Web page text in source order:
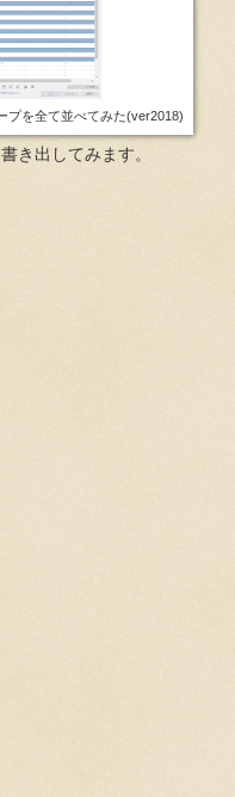
プを全て並べてみた(ver2018)
き出してみます。